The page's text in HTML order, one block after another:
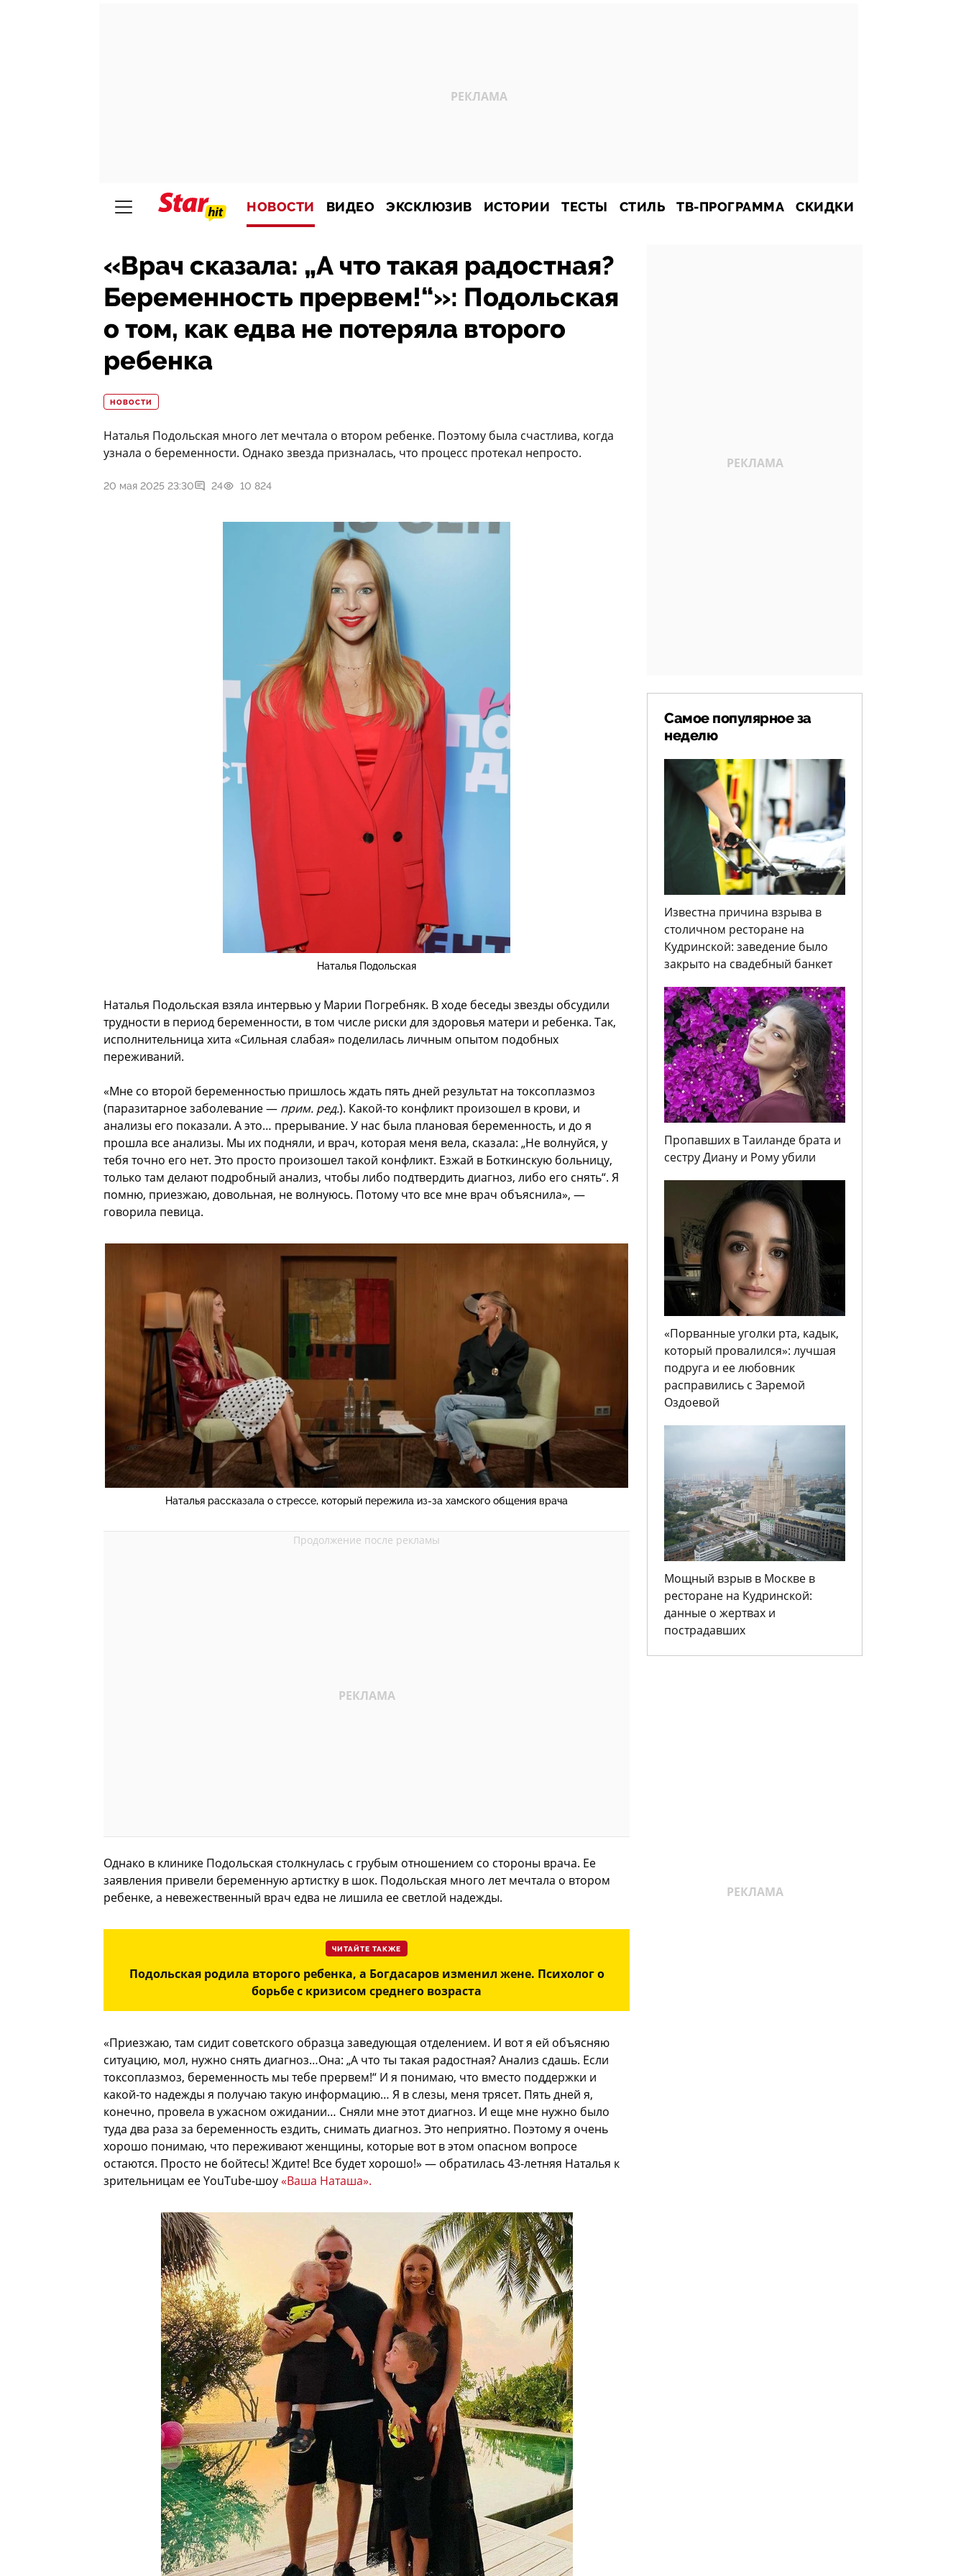
НОВОСТИ ВИДЕО ЭКСКЛЮЗИВ ИСТОРИИ ТЕСТЫ СТИЛЬ ТВ-ПРОГРАММА СКИДКИ
«Врач сказала: „А что такая радостная?
Беременность прервем!“»: Подольская
о том, как едва не потеряла второго
ребенка
НОВОСТИ
Наталья Подольская много лет мечтала о втором ребенке. Поэтому была счастлива, когда
узнала о беременности. Однако звезда призналась, что процесс протекал непросто.
20 мая 2025 23:30 24 10 824
Наталья Подольская
Наталья Подольская взяла интервью у Марии Погребняк. В ходе беседы звезды обсудили
трудности в период беременности, в том числе риски для здоровья матери и ребенка. Так,
исполнительница хита «Сильная слабая» поделилась личным опытом подобных
переживаний.
«Мне со второй беременностью пришлось ждать пять дней результат на токсоплазмоз
(паразитарное заболевание — прим. ред.). Какой-то конфликт произошел в крови, и
анализы его показали. А это… прерывание. У нас была плановая беременность, и до я
прошла все анализы. Мы их подняли, и врач, которая меня вела, сказала: „Не волнуйся, у
тебя точно его нет. Это просто произошел такой конфликт. Езжай в Боткинскую больницу,
только там делают подробный анализ, чтобы либо подтвердить диагноз, либо его снять“. Я
помню, приезжаю, довольная, не волнуюсь. Потому что все мне врач объяснила», —
говорила певица.
Наталья рассказала о стрессе, который пережила из-за хамского общения врача
Однако в клинике Подольская столкнулась с грубым отношением со стороны врача. Ее
заявления привели беременную артистку в шок. Подольская много лет мечтала о втором
ребенке, а невежественный врач едва не лишила ее светлой надежды.
ЧИТАЙТЕ ТАКЖЕ
Подольская родила второго ребенка, а Богдасаров изменил жене. Психолог о
борьбе с кризисом среднего возраста
«Приезжаю, там сидит советского образца заведующая отделением. И вот я ей объясняю
ситуацию, мол, нужно снять диагноз…Она: „А что ты такая радостная? Анализ сдашь. Если
токсоплазмоз, беременность мы тебе прервем!“ И я понимаю, что вместо поддержки и
какой-то надежды я получаю такую информацию… Я в слезы, меня трясет. Пять дней я,
конечно, провела в ужасном ожидании… Сняли мне этот диагноз. И еще мне нужно было
туда два раза за беременность ездить, снимать диагноз. Это неприятно. Поэтому я очень
хорошо понимаю, что переживают женщины, которые вот в этом опасном вопросе
остаются. Просто не бойтесь! Ждите! Все будет хорошо!» — обратилась 43-летняя Наталья к
зрительницам ее YouTube-шоу«Ваша Наташа».
Самое популярное за
неделю
Известна причина взрыва в
столичном ресторане на
Кудринской: заведение было
закрыто на свадебный банкет
Пропавших в Таиланде брата и
сестру Диану и Рому убили
«Порванные уголки рта, кадык,
который провалился»: лучшая
подруга и ее любовник
расправились с Заремой
Оздоевой
Мощный взрыв в Москве в
ресторане на Кудринской:
данные о жертвах и
пострадавших